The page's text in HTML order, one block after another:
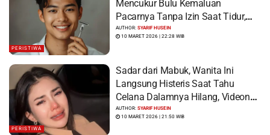
PERISTIWA
Mencukur Bulu Kemaluan
Pacarnya Tanpa Izin Saat Tidur,
Korban Syok Saat Terbangun
AUTHOR:SYARIF HUSEIN
10 MARET 2026 | 22:28 WIB
PERISTIWA
Sadar dari Mabuk, Wanita Ini
Langsung Histeris Saat Tahu
Celana Dalamnya Hilang, Videonya
Viral
AUTHOR:SYARIF HUSEIN
10 MARET 2026 | 21:50 WIB